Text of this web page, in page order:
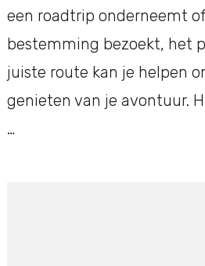
een roadtrip onderneemt
bestemming bezoekt, het
juiste route kan je helpen
genieten van je avontuur.
…